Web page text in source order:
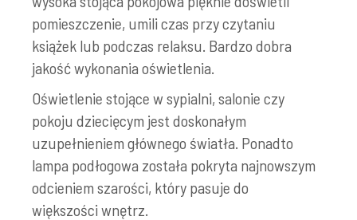
pomieszczenie, umili czas przy czytaniu
książek lub podczas relaksu. Bardzo dobra
jakość wykonania oświetlenia.
Oświetlenie stojące w sypialni, salonie czy
pokoju dziecięcym jest doskonałym
uzupełnieniem głównego światła. Ponadto
lampa podłogowa została pokryta najnowszym
odcieniem szarości, który pasuje do
większości wnętrz.